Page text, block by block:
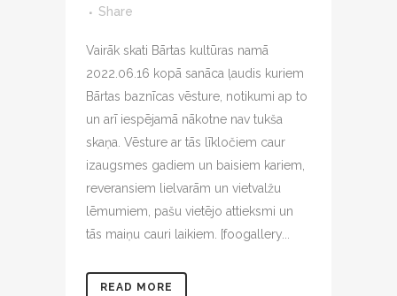
Share
Vairāk skati Bārtas kultūras namā
2022.06.16 kopā sanāca ļaudis kuriem
Bārtas baznīcas vēsture, notikumi ap to
un arī iespējamā nākotne nav tukša
skaņa. Vēsture ar tās līkločiem caur
izaugsmes gadiem un baisiem kariem,
reveransiem lielvarām un vietvalžu
lēmumiem, pašu vietējo attieksmi un
tās maiņu cauri laikiem. [foogallery...
READ MORE